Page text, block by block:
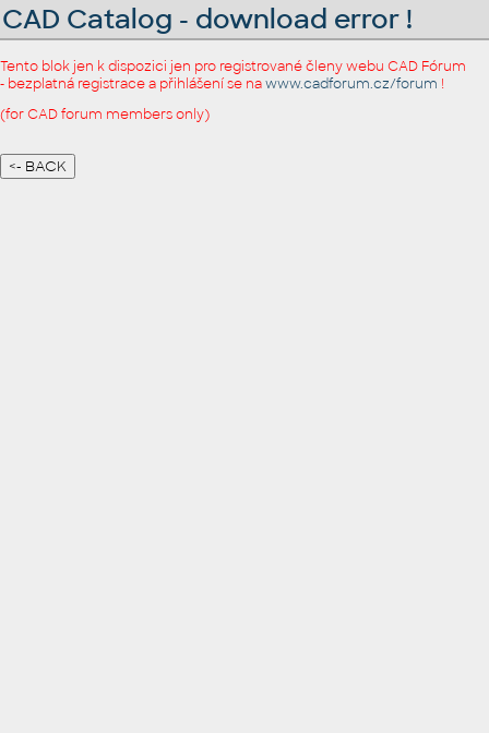
CAD Catalog - download error !
Tento blok jen k dispozici jen pro registrované členy webu CAD Fórum
- bezplatná registrace a přihlášení se nawww.cadforum.cz/forum !
(for CAD forum members only)